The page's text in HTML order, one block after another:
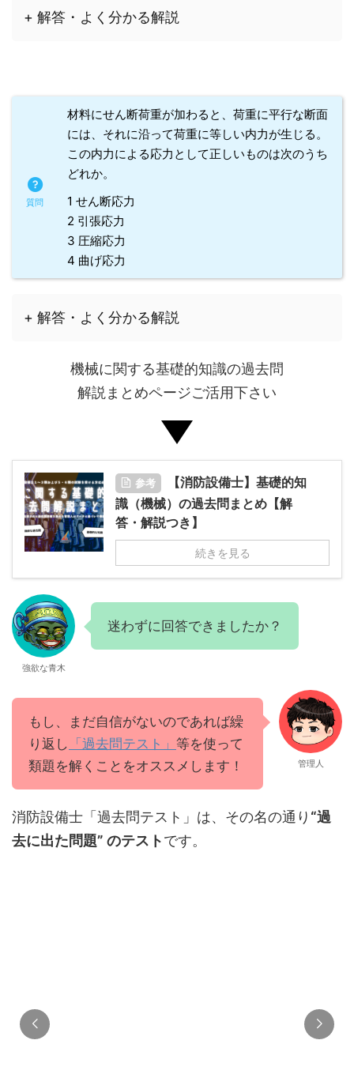
+ 解答・よく分かる解説
材料にせん断荷重が加わると、荷重に平行な断面
には、それに沿って荷重に等しい内力が生じる。
この内力による応力として正しいものは次のうち
どれか。
1 せん断応力
2 引張応力
3 圧縮応力
4 曲げ応力
+ 解答・よく分かる解説
機械に関する基礎的知識の過去問
解説まとめページご活用下さい
参考
【消防設備士】基礎的知
識（機械）の過去問まとめ【解
答・解説つき】
続きを見る
強欲な青木
迷わずに回答できましたか？
もし、まだ自信がないのであれば繰
り返し 「過去問テスト」 等を使って
類題を解くことをオススメします！
管理人
消防設備士「過去問テスト」は、その名の通り “過
去に出た問題” のテストです。